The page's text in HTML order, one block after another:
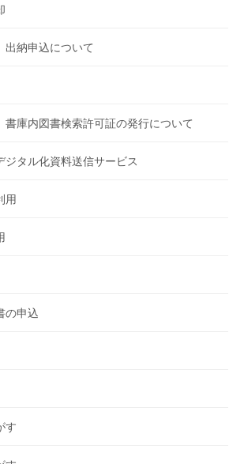
出納申込について
書庫内図書検索許可証の発行について
ジタル化資料送信サービス
用
の申込
す